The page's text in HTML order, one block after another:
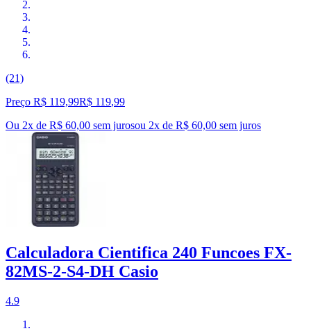
(21)
Preço R$ 119,99R$ 119,99
Ou 2x de R$ 60,00 sem jurosou 2x de R$ 60,00 sem juros
Calculadora Cientifica 240 Funcoes FX-
82MS-2-S4-DH Casio
4.9